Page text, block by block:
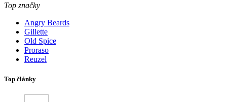
Top značky
Angry Beards
Gillette
Old Spice
Proraso
Reuzel
Top články